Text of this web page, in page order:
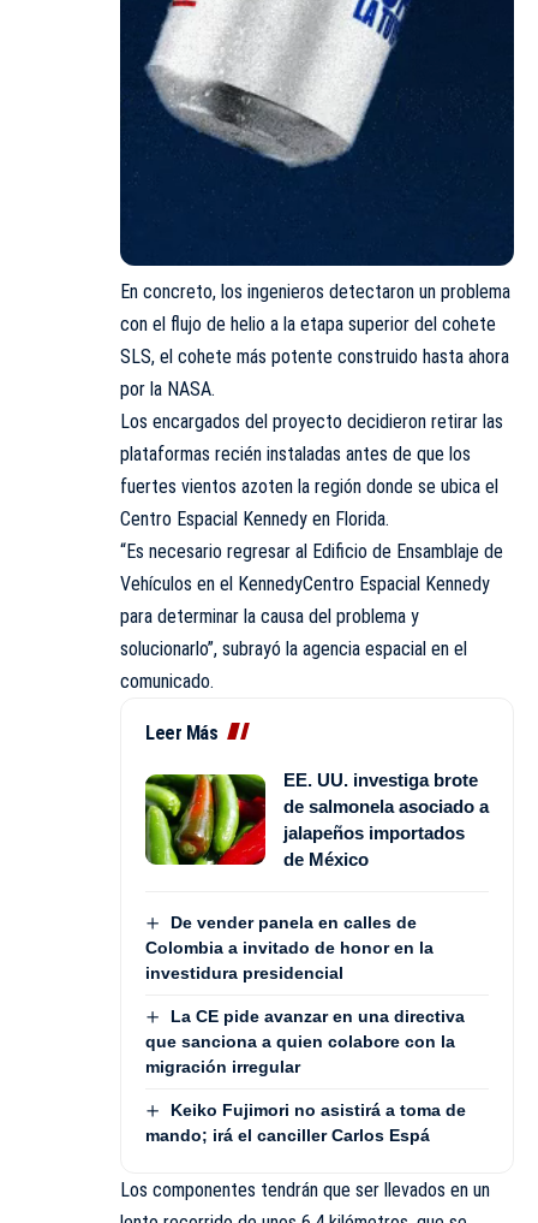
En concreto, los ingenieros detectaron un problema
con el flujo de helio a la etapa superior del cohete
SLS, el cohete más potente construido hasta ahora
por la NASA.
Los encargados del proyecto decidieron retirar las
plataformas recién instaladas antes de que los
fuertes vientos azoten la región donde se ubica el
Centro Espacial Kennedy en Florida.
“Es necesario regresar al Edificio de Ensamblaje de
Vehículos en el KennedyCentro Espacial Kennedy
para determinar la causa del problema y
solucionarlo”, subrayó la agencia espacial en el
comunicado.
Leer Más
EE. UU. investiga brote
de salmonela asociado a
jalapeños importados
de México
De vender panela en calles de
Colombia a invitado de honor en la
investidura presidencial
La CE pide avanzar en una directiva
que sanciona a quien colabore con la
migración irregular
Keiko Fujimori no asistirá a toma de
mando; irá el canciller Carlos Espá
Los componentes tendrán que ser llevados en un